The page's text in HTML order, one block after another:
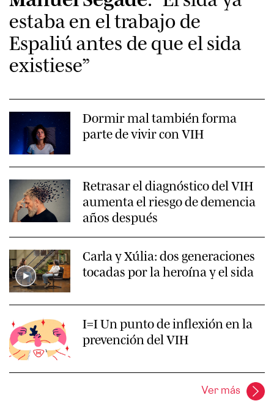
estaba en el trabajo de
Espaliú antes de que el sida
existiese”
Dormir mal también forma
parte de vivir con VIH
Retrasar el diagnóstico del VIH
aumenta el riesgo de demencia
años después
Carla y Xúlia: dos generaciones
tocadas por la heroína y el sida
I=I Un punto de inflexión en la
prevención del VIH
Ver más